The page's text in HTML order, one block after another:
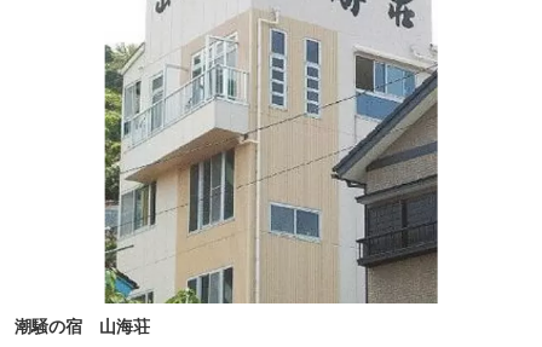
潮騒の宿 山海荘